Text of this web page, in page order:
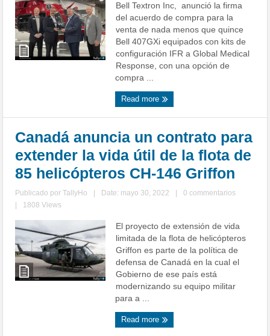
Bell Textron Inc, anunció la firma
del acuerdo de compra para la
venta de nada menos que quince
Bell 407GXi equipados con kits de
configuración IFR a Global Medical
Response, con una opción de
compra ...
Read more
Canadá anuncia un contrato para
extender la vida útil de la flota de
85 helicópteros CH-146 Griffon
Publicado porTallyHo Date: mayo 30, 2022
0 commentarios
1808 Views
El proyecto de extensión de vida
limitada de la flota de helicópteros
Griffon es parte de la política de
defensa de Canadá en la cual el
Gobierno de ese país está
modernizando su equipo militar
para a ...
Read more